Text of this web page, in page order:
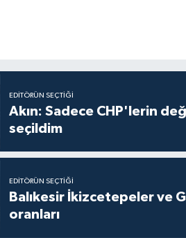
EDITÖRÜN SEÇTIĞI
Akın: Sadece CHP'lerin
seçildim
EDITÖRÜN SEÇTIĞI
Balıkesir İkizcetepeler ve
oranları